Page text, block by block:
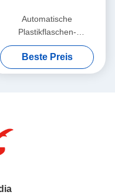
Automatische
Plastikflaschen-
Verdichtungsgerät-
Maschine, Haustier-
Flaschen-Pressmaschine
Beste Preis